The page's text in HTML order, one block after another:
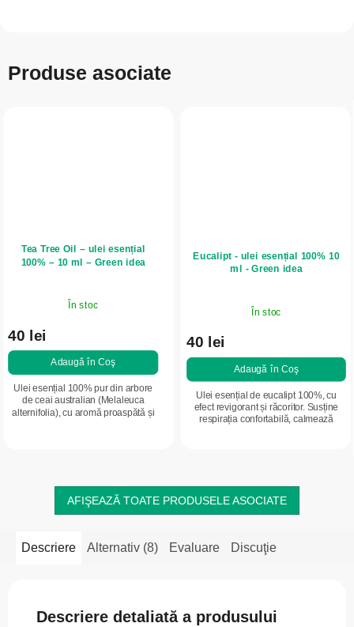
Produse asociate
Tea Tree Oil – ulei esențial
100% – 10 ml – Green idea
În stoc
40 lei
Adaugă în Coş
Ulei esențial 100% pur din arbore
de ceai australian (Melaleuca
alternifolia), cu aromă proaspătă și
Eucalipt - ulei esențial 100% 10
ml - Green idea
În stoc
40 lei
Adaugă în Coş
Ulei esențial de eucalipt 100%, cu
efect revigorant și răcoritor. Susține
respirația confortabilă, calmează
AFIŞEAZĂ TOATE PRODUSELE ASOCIATE
Descriere Alternativ (8) Evaluare Discuţie
Descriere detaliată a produsului